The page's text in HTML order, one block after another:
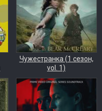
Чужестранка (1 сезон,
vol. 1)